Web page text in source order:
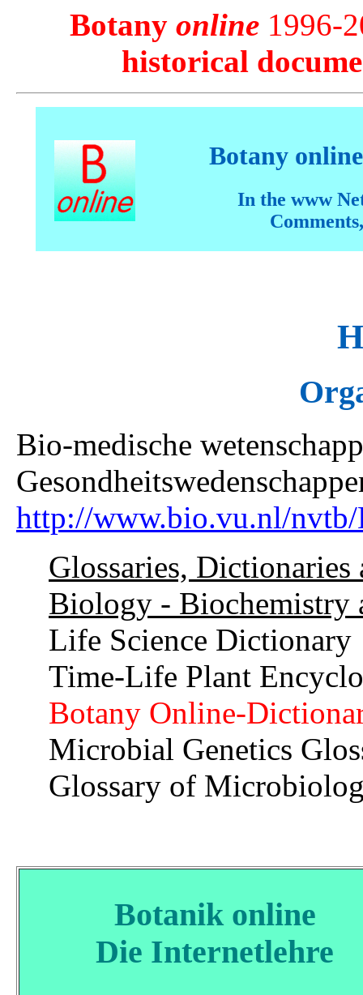
Botany online 1996-
historical
Botany
In the www
Bio-medische
http://www.bio.vu.nl/
Glossaries,
Biology - Biochemistry
Life Science Dictionary
Time-Life Plant
Botany Online-
Microbial Genetics
Glossary of
Botanik online
Die Internetlehre